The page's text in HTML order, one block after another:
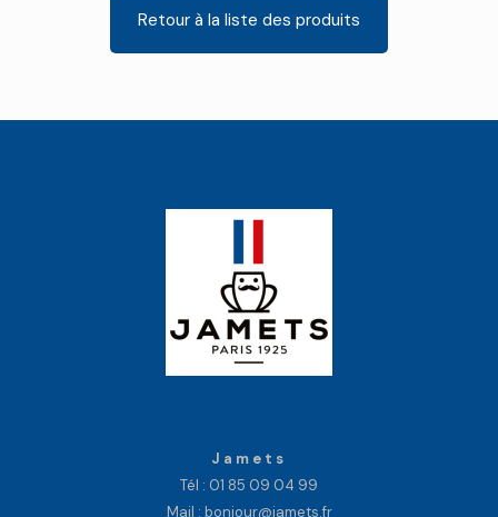
Retour à la liste des produits
Jamets
Tél : 01 85 09 04 99
Mail : bonjour@jamets.fr